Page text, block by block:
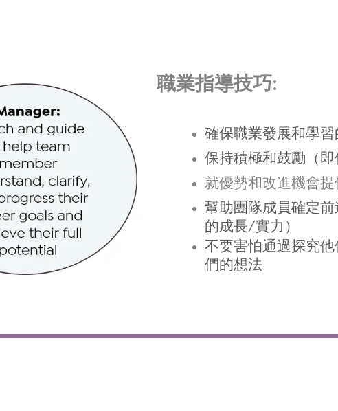
職業指導技巧:
確保職業發展和學
保持積極和鼓勵（即
就優勢和改進機會
幫助團隊成員確定
的成長/實力）
不要害怕通過探究
們的想法